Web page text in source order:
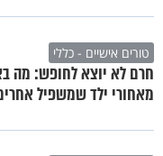
טורים אישיים - כללי
חרם לא יוצא לחופש: מה
מאחורי ילד שמשפיל